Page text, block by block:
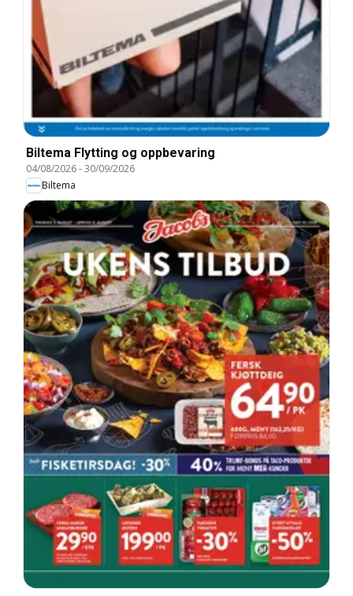
Biltema Flytting og oppbevaring
04/08/2026-30/09/2026
Biltema